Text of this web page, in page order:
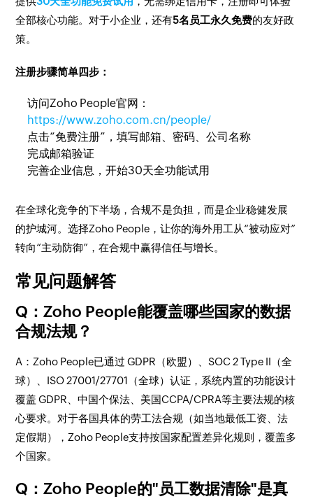
全部核心功能。对于小企业，还有5名员工永久免费的友好政
策。
注册步骤简单四步：
访问Zoho People官网：
https://www.zoho.com.cn/people/
点击“免费注册”，填写邮箱、密码、公司名称
完成邮箱验证
完善企业信息，开始30天全功能试用
在全球化竞争的下半场，合规不是负担，而是企业稳健发展
的护城河。选择Zoho People，让你的海外用工从“被动应对”
转向“主动防御”，在合规中赢得信任与增长。
常见问题解答
Q：Zoho People能覆盖哪些国家的数据
合规法规？
A：Zoho People已通过 GDPR（欧盟）、SOC 2 Type II（全
球）、ISO 27001/27701（全球）认证，系统内置的功能设计
覆盖 GDPR、中国个保法、美国CCPA/CPRA等主要法规的核
心要求。对于各国具体的劳工法合规（如当地最低工资、法
定假期），Zoho People支持按国家配置差异化规则，覆盖多
个国家。
Q：Zoho People的"员工数据清除"是真